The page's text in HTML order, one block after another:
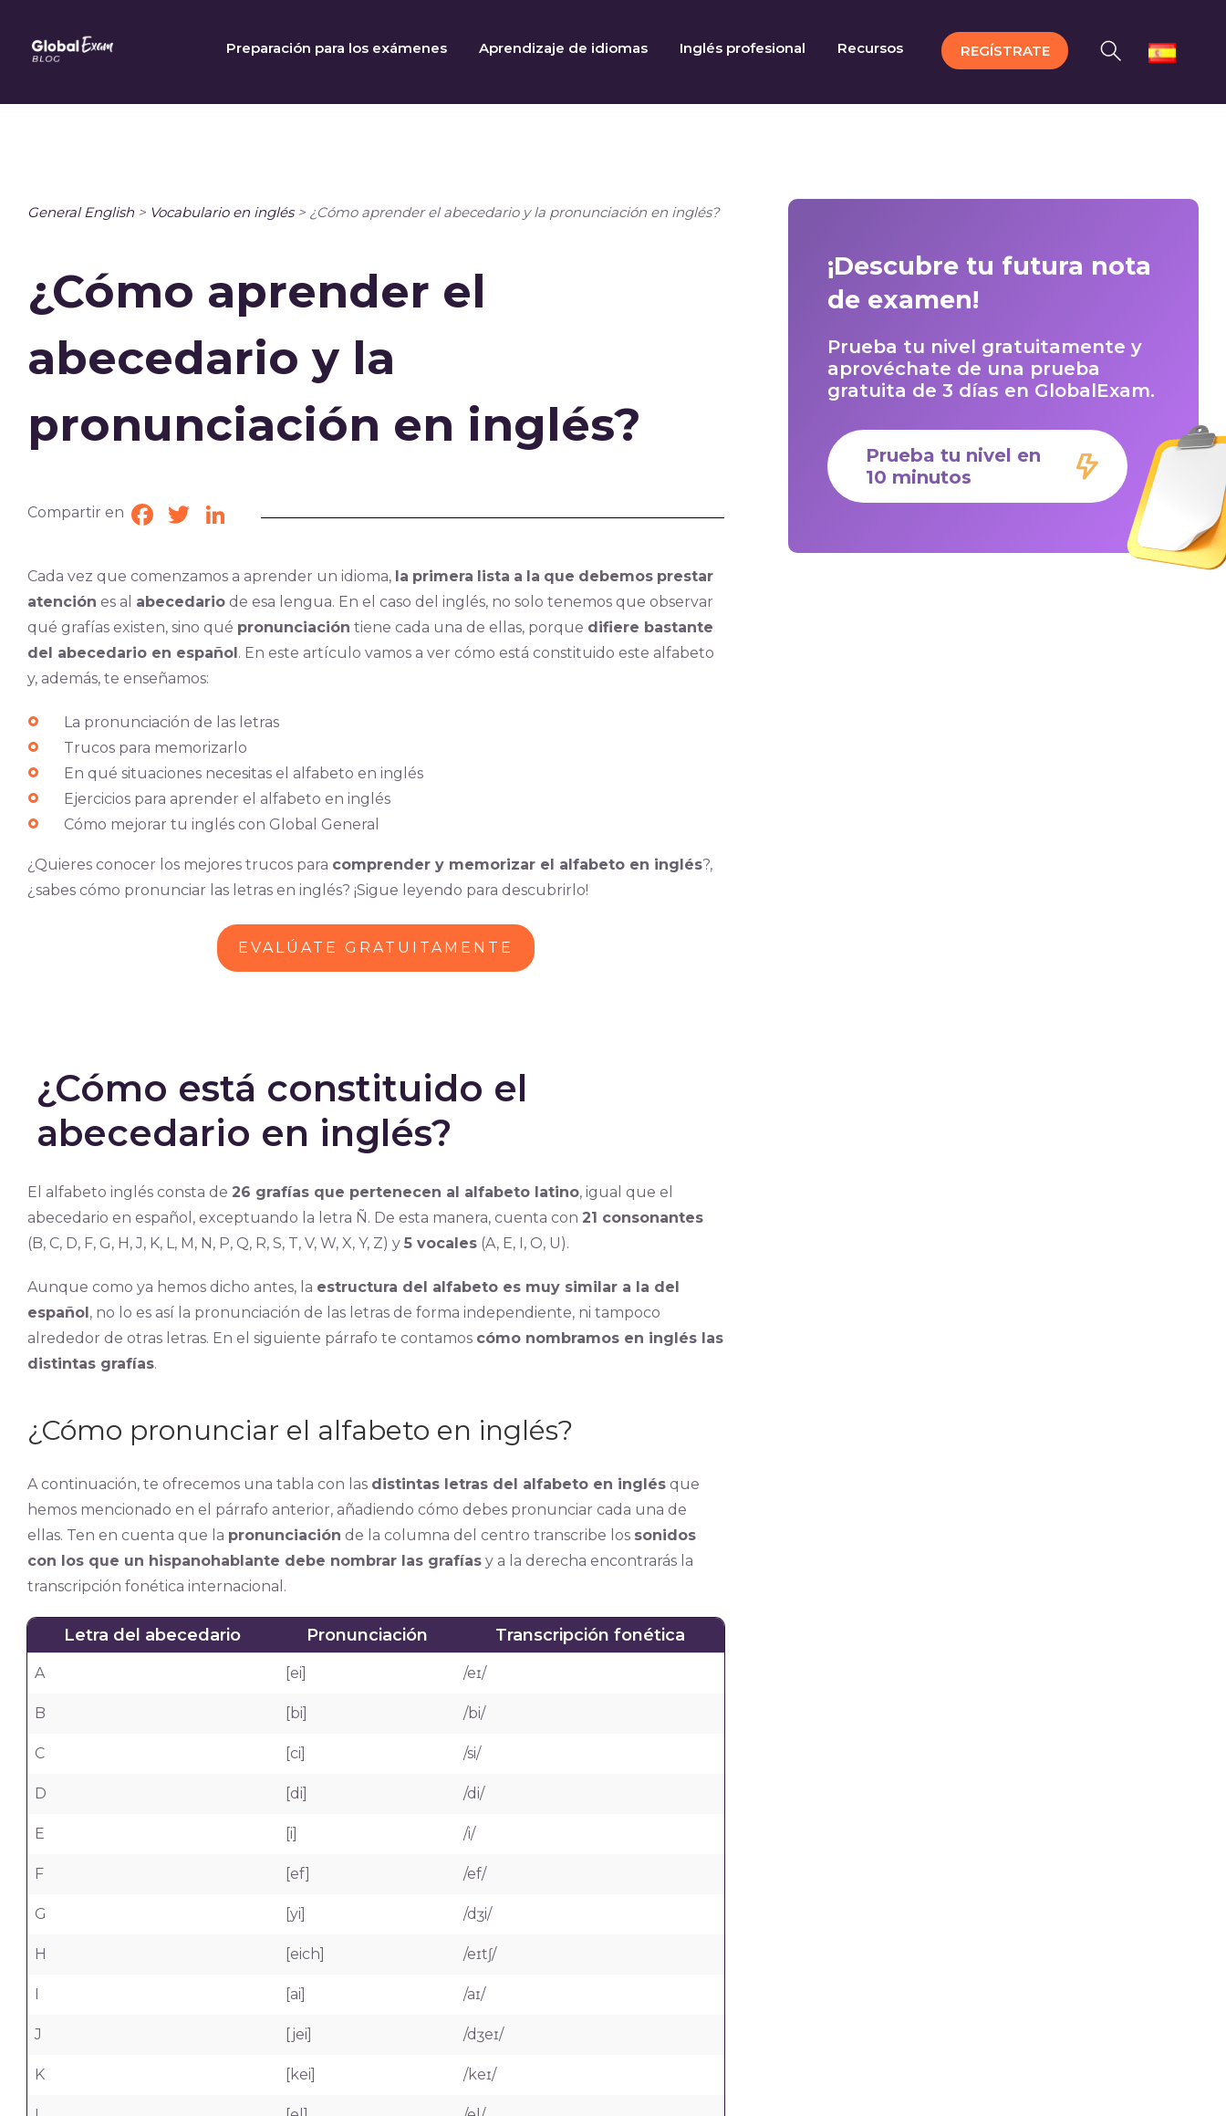
content
Preparación para los exámenes Aprendizaje de idiomas Inglés profesional Recursos REGÍSTRATE
General English > Vocabulario en inglés> ¿Cómo aprender el abecedario y la pronunciación en inglés?
¿Cómo aprender el
abecedario y la
pronunciación en inglés?
Compartir en Facebook
TwitterLinkedIn
Cada vez que comenzamos a aprender un idioma, la primera lista a la que debemos prestar
atención es al abecedariode esa lengua. En el caso del inglés, no solo tenemos que observar
qué grafías existen, sino qué pronunciación tiene cada una de ellas, porque difiere bastante
del abecedario en español. En este artículo vamos a ver cómo está constituido este alfabeto
y, además, te enseñamos:
La pronunciación de las letras
Trucos para memorizarlo
En qué situaciones necesitas el alfabeto en inglés
Ejercicios para aprender el alfabeto en inglés
Cómo mejorar tu inglés con Global General
¿Quieres conocer los mejores trucos para comprender y memorizar el alfabeto en inglés?,
¿sabes cómo pronunciar las letras en inglés? ¡Sigue leyendo para descubrirlo!
EVALÚATE GRATUITAMENTE
¿Cómo está constituido el
abecedario en inglés?
El alfabeto inglés consta de 26 grafías que pertenecen al alfabeto latino, igual que el
abecedario en español, exceptuando la letra Ñ. De esta manera, cuenta con 21 consonantes
(B, C, D, F, G, H, J, K, L, M, N, P, Q, R, S, T, V, W, X, Y, Z) y 5 vocales(A, E, I, O, U).
Aunque como ya hemos dicho antes, la estructura del alfabeto es muy similar a la del
español, no lo es así la pronunciación de las letras de forma independiente, ni tampoco
alrededor de otras letras. En el siguiente párrafo te contamos cómo nombramos en inglés las
distintas grafías.
¿Cómo pronunciar el alfabeto en inglés?
A continuación, te ofrecemos una tabla con las distintas letras del alfabeto en inglésque
hemos mencionado en el párrafo anterior, añadiendo cómo debes pronunciar cada una de
ellas. Ten en cuenta que la pronunciación de la columna del centro transcribe los sonidos
con los que un hispanohablante debe nombrar las grafíasy a la derecha encontrarás la
transcripción fonética internacional.
Letra del abecedario Pronunciación Transcripción fonética
A [ei] /eɪ/
B [bi] /bi/
C [ci] /si/
D [di] /di/
E [i] /i/
F [ef] /ef/
G [yi] /dʒi/
H [eich] /eɪtʃ/
I [ai] /aɪ/
J [jei] /dʒeɪ/
K [kei] /keɪ/
¡Descubre tu futura nota
de examen!
Prueba tu nivel gratuitamente y
aprovéchate de una prueba
gratuita de 3 días en GlobalExam.
Prueba tu nivel en
10 minutos